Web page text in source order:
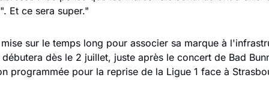
Et ce sera super."
sur le temps long pour associer sa marque à
dès le 2 juillet, juste après le concert de Bad
programmée pour la reprise de la Ligue 1 face à